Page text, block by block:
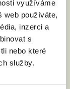
využíváme
web používáte,
inzerci a
s
nebo které
služby.